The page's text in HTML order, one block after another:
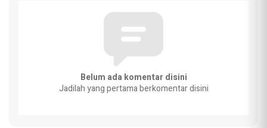
Belum ada komentar disini
Jadilah yang pertama berkomentar disini